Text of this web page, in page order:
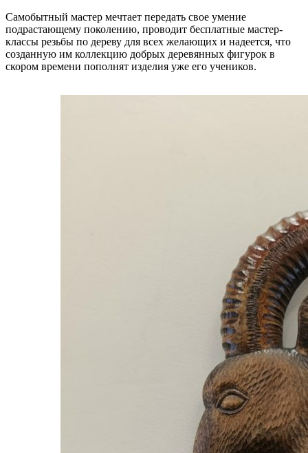
Самобытный мастер мечтает передать свое умение
подрастающему поколению, проводит бесплатные мастер-
классы резьбы по дереву для всех желающих и надеется, что
созданную им коллекцию добрых деревянных фигурок в
скором времени пополнят изделия уже его учеников.